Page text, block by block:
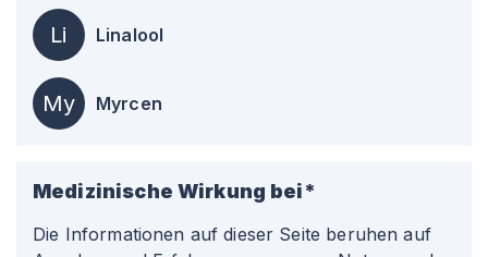
Li Linalool
My Myrcen
Medizinische Wirkung bei*
Die Informationen auf dieser Seite beruhen auf